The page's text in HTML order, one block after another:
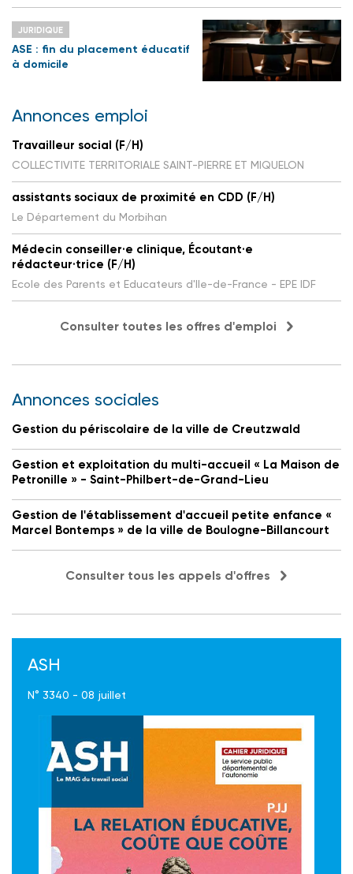
JURIDIQUE
ASE : fin du placement éducatif
à domicile
Annonces emploi
Travailleur social (F/H)
COLLECTIVITE TERRITORIALE SAINT-PIERRE ET MIQUELON
assistants sociaux de proximité en CDD (F/H)
Le Département du Morbihan
Médecin conseiller·e clinique, Écoutant·e
rédacteur·trice (F/H)
Ecole des Parents et Educateurs d'Ile-de-France - EPE IDF
Consulter toutes les offres d'emploi
Annonces sociales
Gestion du périscolaire de la ville de Creutzwald
Gestion et exploitation du multi-accueil « La Maison de
Petronille » - Saint-Philbert-de-Grand-Lieu
Gestion de l'établissement d'accueil petite enfance «
Marcel Bontemps » de la ville de Boulogne-Billancourt
Consulter tous les appels d'offres
ASH
N° 3340 - 08 juillet